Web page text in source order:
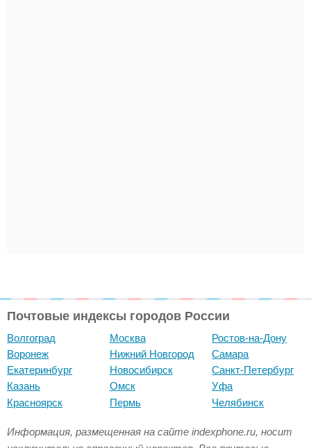
Почтовые индексы городов России
Волгоград
Воронеж
Екатеринбург
Казань
Красноярск
Москва
Нижний Новгород
Новосибирск
Омск
Пермь
Ростов-на-Дону
Самара
Санкт-Петербург
Уфа
Челябинск
Информация, размещенная на сайте indexphone.ru, носит